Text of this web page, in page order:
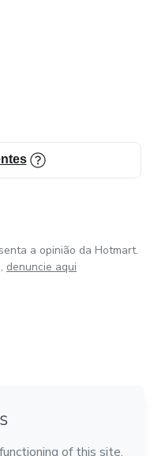
a opinião da Hotmart.
denuncie aqui